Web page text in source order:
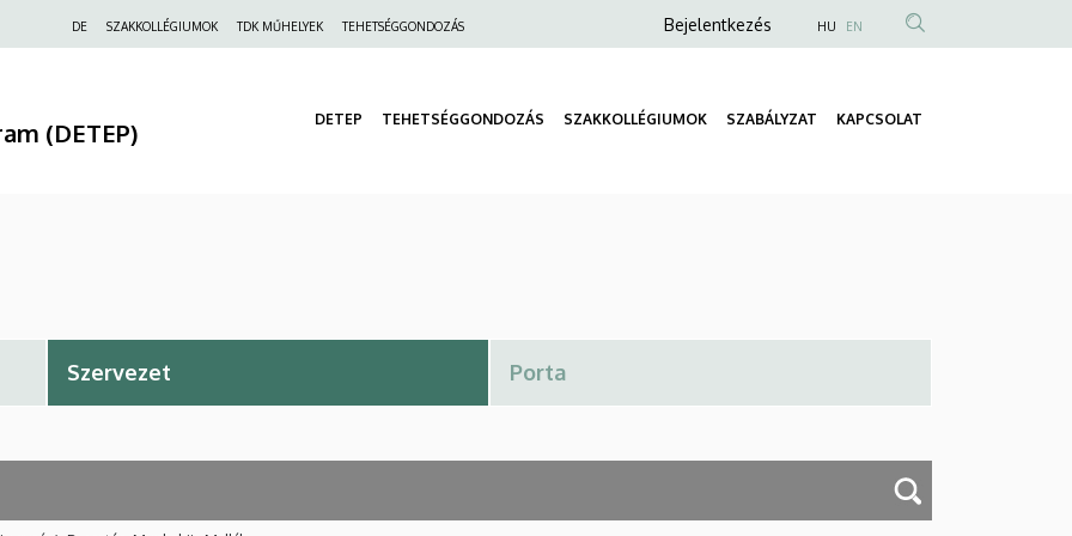
Felső
DE SZAKKOLLÉGIUMOK TDK MŰHELYEK TEHETSÉGGONDOZÁS
Anonim
menüje
Bejelentkezés HU EN
(DETEP) DETEP TEHETSÉGGONDOZÁS SZAKKOLLÉGIUMOK SZABÁLYZAT KAPCSOLAT